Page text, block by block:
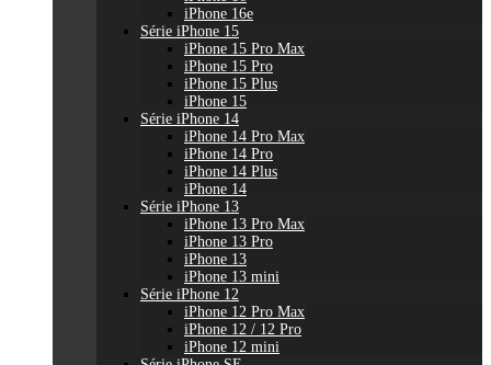
iPhone 16e
Série iPhone 15
iPhone 15 Pro Max
iPhone 15 Pro
iPhone 15 Plus
iPhone 15
Série iPhone 14
iPhone 14 Pro Max
iPhone 14 Pro
iPhone 14 Plus
iPhone 14
Série iPhone 13
iPhone 13 Pro Max
iPhone 13 Pro
iPhone 13
iPhone 13 mini
Série iPhone 12
iPhone 12 Pro Max
iPhone 12 / 12 Pro
iPhone 12 mini